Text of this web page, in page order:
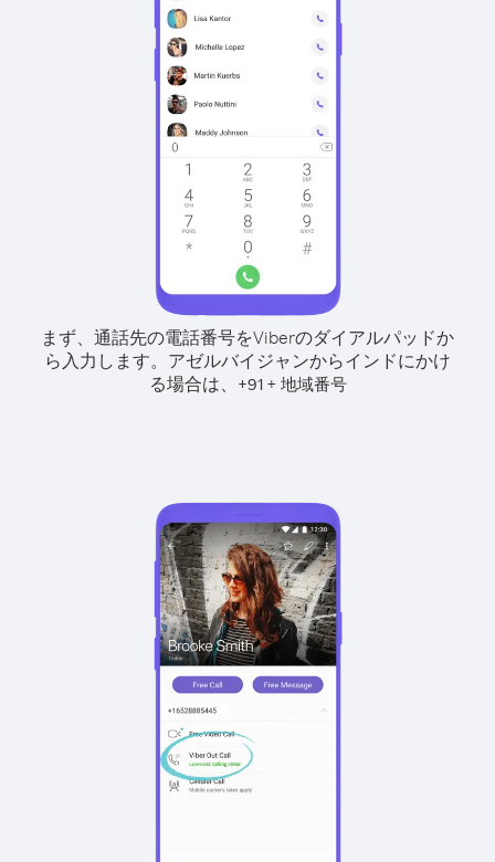
まず、通話先の電話番号をViberのダイアルパッドか
ら入力します。 アゼルバイジャンからインドにかけ
る場合は、
+91+ 地域番号